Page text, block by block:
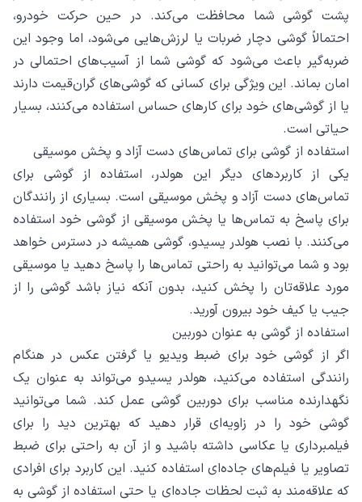
پشت گوشی شما محافظت می‌کند. در حین حرکت خودرو،
احتمالاً گوشی دچار ضربات یا لرزش‌هایی می‌شود، اما وجود این
ضربه‌گیر باعث می‌شود که گوشی شما از آسیب‌های احتمالی در
امان بماند. این ویژگی برای کسانی که گوشی‌های گران‌قیمت دارند
یا از گوشی‌های خود برای کارهای حساس استفاده می‌کنند، بسیار
حیاتی است.
استفاده از گوشی برای تماس‌های دست آزاد و پخش موسیقی
یکی از کاربردهای دیگر این هولدر، استفاده از گوشی برای
تماس‌های دست آزاد و پخش موسیقی است. بسیاری از رانندگان
برای پاسخ به تماس‌ها یا پخش موسیقی از گوشی خود استفاده
می‌کنند. با نصب هولدر یسیدو، گوشی همیشه در دسترس خواهد
بود و شما می‌توانید به راحتی تماس‌ها را پاسخ دهید یا موسیقی
مورد علاقه‌تان را پخش کنید، بدون آنکه نیاز باشد گوشی را از
جیب یا کیف خود بیرون آورید.
استفاده از گوشی به عنوان دوربین
اگر از گوشی خود برای ضبط ویدیو یا گرفتن عکس در هنگام
رانندگی استفاده می‌کنید، هولدر یسیدو می‌تواند به عنوان یک
نگهدارنده مناسب برای دوربین گوشی عمل کند. شما می‌توانید
گوشی خود را در زاویه‌ای قرار دهید که بهترین دید را برای
فیلمبرداری یا عکاسی داشته باشید و از آن به راحتی برای ضبط
تصاویر یا فیلم‌های جاده‌ای استفاده کنید. این کاربرد برای افرادی
که علاقه‌مند به ثبت لحظات جاده‌ای یا حتی استفاده از گوشی به